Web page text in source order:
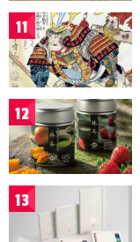
11
12
13